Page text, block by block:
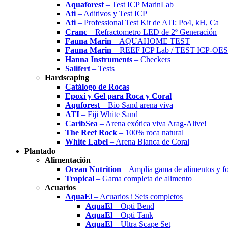
Aquaforest – Test ICP MarinLab
Ati – Aditivos y Test ICP
Ati – Professional Test Kit de ATI: Po4, kH, Ca
Cranc – Refractometro LED de 2º Generación
Fauna Marin – AQUAHOME TEST
Fauna Marin – REEF ICP Lab / TEST ICP-OES
Hanna Instruments – Checkers
Salifert – Tests
Hardscaping
Catálogo de Rocas
Epoxi y Gel para Roca y Coral
Aquforest – Bio Sand arena viva
ATI – Fiji White Sand
CaribSea – Arena exótica viva Arag-Alive!
The Reef Rock – 100% roca natural
White Label – Arena Blanca de Coral
Plantado
Alimentación
Ocean Nutrition – Amplia gama de alimentos y
Tropical – Gama completa de alimento
Acuarios
AquaEl – Acuarios i Sets completos
AquaEl – Opti Bend
AquaEl – Opti Tank
AquaEl – Ultra Scape Set